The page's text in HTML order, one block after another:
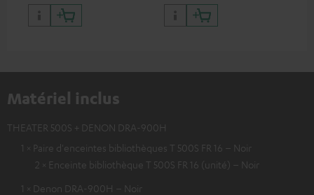
Matériel inclus
THEATER 500S + DENON DRA-900H
1 × Paire d'enceintes bibliothèques T 500S FR 16 – Noir
2 × Enceinte bibliothèque T 500S FR 16 (unité) – Noir
1 × Denon DRA-900H – Noir